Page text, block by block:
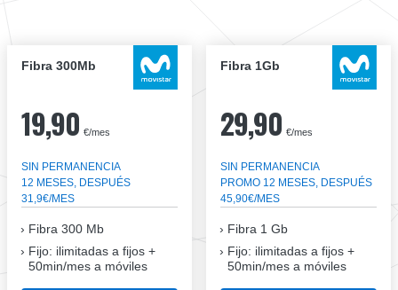
Fibra 300Mb
19,90 €/mes
SIN PERMANENCIA
12 MESES, DESPUÉS
31,9€/MES
Fibra 300 Mb
Fijo: ilimitadas a fijos +
50min/mes a móviles
Fibra 1Gb
29,90 €/mes
SIN PERMANENCIA
PROMO 12 MESES, DESPUÉS
45,90€/MES
Fibra 1 Gb
Fijo: ilimitadas a fijos +
50min/mes a móviles